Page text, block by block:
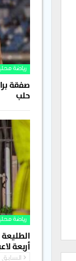
رياضة
صفقة
حلب
رياضة
أربعة
السابق